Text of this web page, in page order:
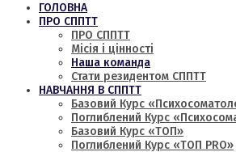
ГОЛОВНА
ПРО СППТТ
ПРО СППТТ
Місія і цінності
Наша команда
Стати резидентом СППТТ
НАВЧАННЯ В СППТТ
Базовий Курс
Поглиблений Курс
Базовий Курс «ТОП»
Поглиблений Курс «ТОП PRO»